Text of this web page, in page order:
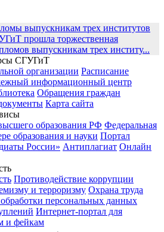
выпускникам трех институтов
прошла торжественная
выпускникам трех институ...
СГУГиТ
организации Расписание
информационный центр
Обращения граждан
Карта сайта
образования РФ Федеральная
образования и науки Портал
России» Антиплагиат Онлайн
Противодействие коррупции
и терроризму Охрана труда
персональных данных
Интернет-портал для
и фейкам